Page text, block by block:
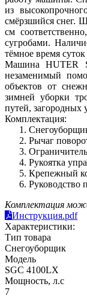
из
смёрзшийся снег.
см
сугробами.
тёмное время
Машина HUTER
незаменимый
объектов от
зимней уборки
путей, загородных
Комплектация:
Рычаг
Рукоятка
Крепежный
Руководство
Комплектация
Инструкция.pdf
Характеристики:
Тип товара
Снегоуборщик
Модель
SGC 4100LX
Мощность, л.с
7